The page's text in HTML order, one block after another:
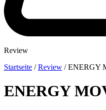
Review
Startseite /Review /ENERGY
ENERGY